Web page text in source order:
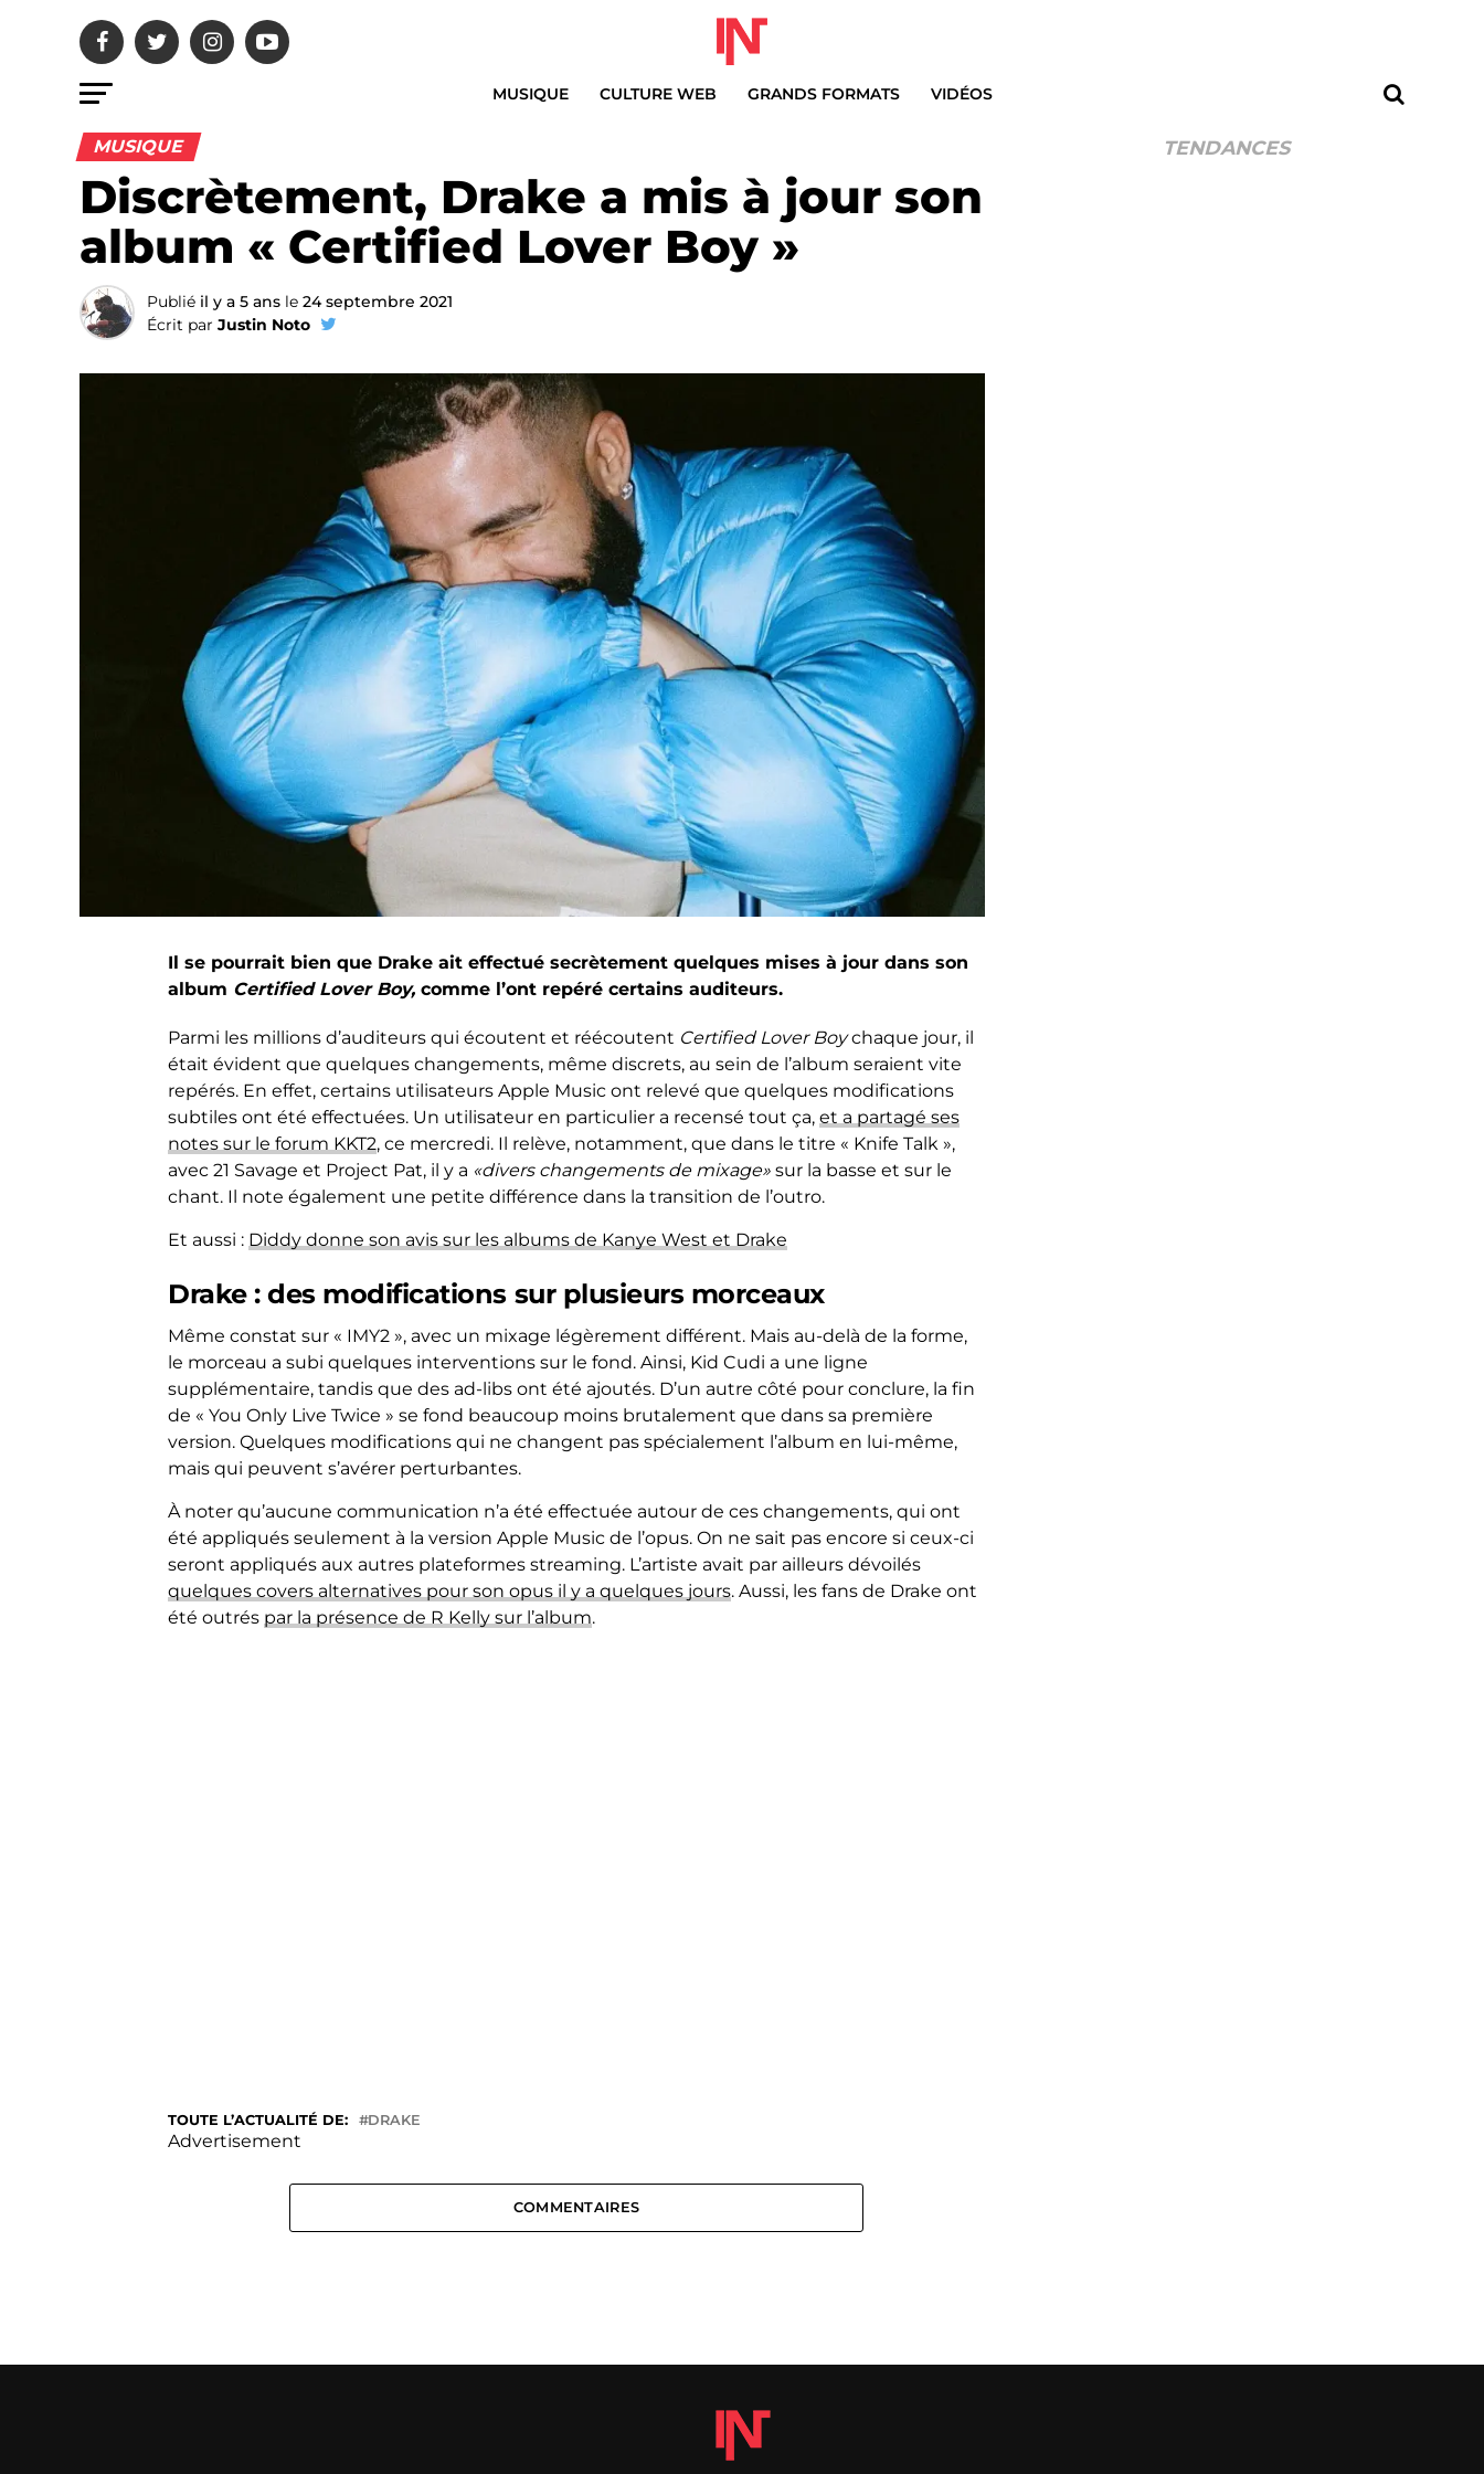
MUSIQUE CULTURE WEB GRANDS FORMATS VIDÉOS
MUSIQUE
Discrètement, Drake a mis à jour son
album « Certified Lover Boy »
Publié il y a 5 ans le 24 septembre 2021
Écrit par Justin Noto
Il se pourrait bien que Drake ait effectué secrètement quelques mises à jour dans son
album Certified Lover Boy, comme l’ont repéré certains auditeurs.
Parmi les millions d’auditeurs qui écoutent et réécoutent Certified Lover Boychaque jour, il
était évident que quelques changements, même discrets, au sein de l’album seraient vite
repérés. En effet, certains utilisateurs Apple Music ont relevé que quelques modifications
subtiles ont été effectuées. Un utilisateur en particulier a recensé tout ça, et a partagé ses
notes sur le forum KKT2, ce mercredi. Il relève, notamment, que dans le titre « Knife Talk »,
avec 21 Savage et Project Pat, il y a «divers changements de mixage» sur la basse et sur le
chant. Il note également une petite différence dans la transition de l’outro.
Et aussi : Diddy donne son avis sur les albums de Kanye West et Drake
Drake : des modifications sur plusieurs morceaux
Même constat sur « IMY2 », avec un mixage légèrement différent. Mais au-delà de la forme,
le morceau a subi quelques interventions sur le fond. Ainsi, Kid Cudi a une ligne
supplémentaire, tandis que des ad-libs ont été ajoutés. D’un autre côté pour conclure, la fin
de « You Only Live Twice » se fond beaucoup moins brutalement que dans sa première
version. Quelques modifications qui ne changent pas spécialement l’album en lui-même,
mais qui peuvent s’avérer perturbantes.
À noter qu’aucune communication n’a été effectuée autour de ces changements, qui ont
été appliqués seulement à la version Apple Music de l’opus. On ne sait pas encore si ceux-ci
seront appliqués aux autres plateformes streaming. L’artiste avait par ailleurs dévoilés
quelques covers alternatives pour son opus il y a quelques jours. Aussi, les fans de Drake ont
été outrés par la présence de R Kelly sur l’album.
TOUTE L’ACTUALITÉ DE: DRAKE
Advertisement
COMMENTAIRES
TENDANCES